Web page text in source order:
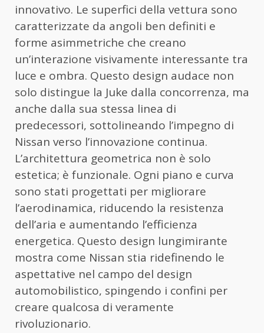
innovativo. Le superfici della vettura sono
caratterizzate da angoli ben definiti e
forme asimmetriche che creano
un’interazione visivamente interessante tra
luce e ombra. Questo design audace non
solo distingue la Juke dalla concorrenza, ma
anche dalla sua stessa linea di
predecessori, sottolineando l’impegno di
Nissan verso l’innovazione continua.
L’architettura geometrica non è solo
estetica; è funzionale. Ogni piano e curva
sono stati progettati per migliorare
l’aerodinamica, riducendo la resistenza
dell’aria e aumentando l’efficienza
energetica. Questo design lungimirante
mostra come Nissan stia ridefinendo le
aspettative nel campo del design
automobilistico, spingendo i confini per
creare qualcosa di veramente
rivoluzionario.